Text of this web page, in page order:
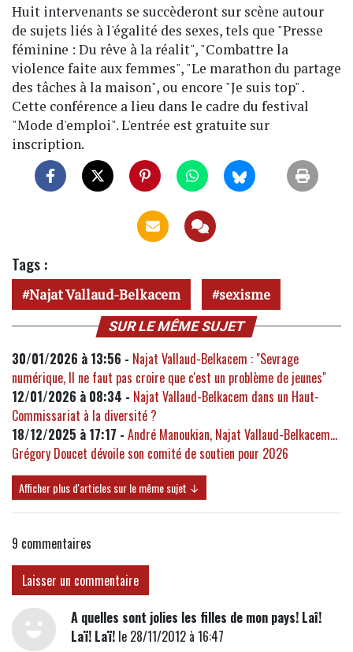
Huit intervenants se succèderont sur scène autour
de sujets liés à l'égalité des sexes, tels que "Presse
féminine : Du rêve à la réalit", "Combattre la
violence faite aux femmes", "Le marathon du partage
des tâches à la maison", ou encore "Je suis top" .
Cette conférence a lieu dans le cadre du festival
"Mode d'emploi". L'entrée est gratuite sur
inscription.
Tags :
Najat Vallaud-Belkacem sexisme
SUR LE MÊME SUJET
30/01/2026 à 13:56 - Najat Vallaud-Belkacem : "Sevrage
numérique, Il ne faut pas croire que c'est un problème de jeunes"
12/01/2026 à 08:34 - Najat Vallaud-Belkacem dans un Haut-
Commissariat à la diversité ?
18/12/2025 à 17:17 - André Manoukian, Najat Vallaud-Belkacem...
Grégory Doucet dévoile son comité de soutien pour 2026
Afficher plus d'articles sur le même sujet ↓
9 commentaires
Laisser un commentaire
A quelles sont jolies les filles de mon pays! Laî!
Laï! Laï!le 28/11/2012 à 16:47